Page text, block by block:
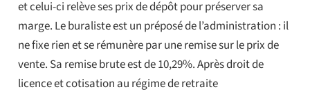
et celui-ci relève ses prix de dépôt pour préserver sa
marge. Le buraliste est un préposé de l’administration : il
ne fixe rien et se rémunère par une remise sur le prix de
vente. Sa remise brute est de 10,29%. Après droit de
licence et cotisation au régime de retraite